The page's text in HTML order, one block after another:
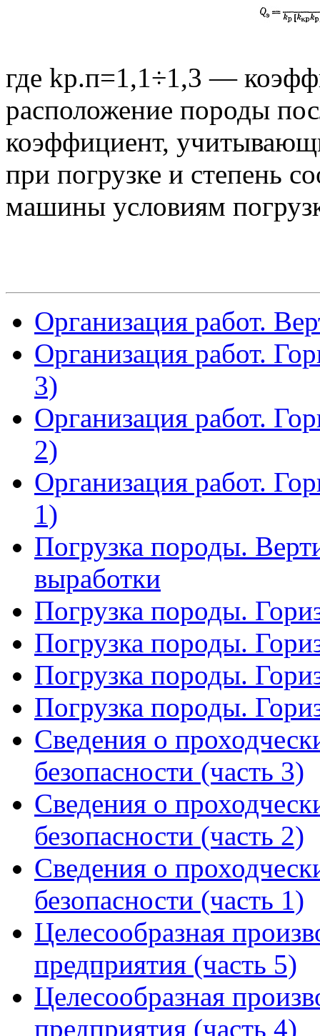
где kр.п=1,1÷1,3 —
расположение породы
коэффициент,
при погрузке и степень
машины условиям
Организация работ.
Организация работ.
3)
Организация работ.
2)
Организация работ.
1)
Погрузка породы.
выработки
Погрузка породы.
Погрузка породы.
Погрузка породы.
Погрузка породы.
Сведения о
безопасности (часть 3)
Сведения о
безопасности (часть 2)
Сведения о
безопасности (часть 1)
Целесообразная
предприятия (часть 5)
Целесообразная
предприятия (часть 4)